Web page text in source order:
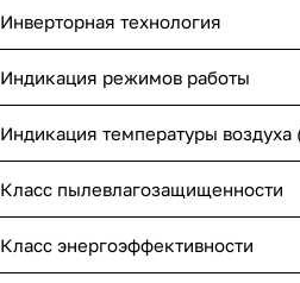
Инверторная технология
Индикация режимов работы
Индикация температуры воздуха
Класс пылевлагозащищенности
Класс энергоэффективности